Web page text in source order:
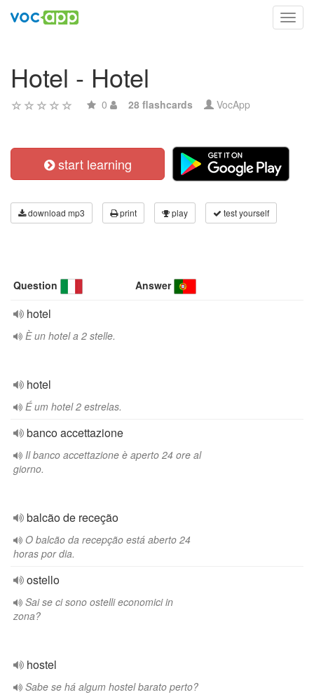
Hotel - Hotel
0 28 flashcards VocApp
start learning
download mp3 print play test yourself
Question Answer
hotel
È un hotel a 2 stelle.
hotel
É um hotel 2 estrelas.
banco accettazione
Il banco accettazione è aperto 24 ore al
giorno.
balcão de receção
O balcão da recepção está aberto 24
horas por dia.
ostello
Sai se ci sono ostelli economici in
zona?
hostel
Sabe se há algum hostel barato perto?